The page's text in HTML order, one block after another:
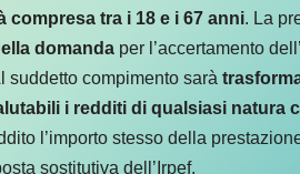
compresa tra i 18 e i 67 anni. La
domanda per l’accertamento
suddetto compimento sarà
i redditi di qualsiasi natura
l’importo stesso della
sostitutiva dell’Irpef.